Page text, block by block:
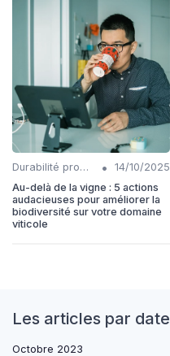
Durabilité production •
14/10/2025
Au-delà de la vigne : 5 actions
audacieuses pour améliorer la
biodiversité sur votre domaine
viticole
Les articles par date
Octobre 2023